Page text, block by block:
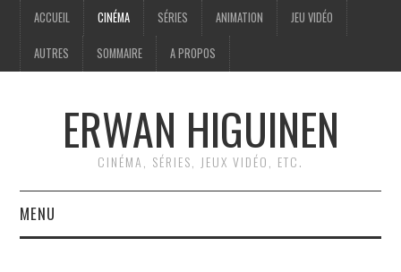
ACCUEIL CINÉMA SÉRIES ANIMATION JEU VIDÉO
AUTRES SOMMAIRE A PROPOS
ERWAN HIGUINEN
CINÉMA, SÉRIES, JEUX VIDÉO, ETC.
MENU